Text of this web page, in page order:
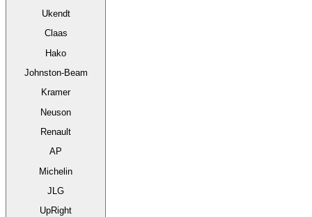
Ukendt
Claas
Hako
Johnston-Beam
Kramer
Neuson
Renault
AP
Michelin
JLG
UpRight